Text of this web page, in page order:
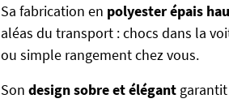
Sa fabrication en polyester épais
aléas du transport : chocs dans la
ou simple rangement chez vous.
Son design sobre et élégant